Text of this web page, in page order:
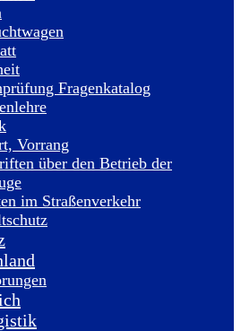
Fragenkatalog
Vorrang
über den Betrieb der
im Straßenverkehr